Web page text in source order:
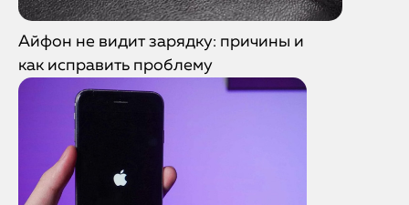
Айфон не видит зарядку: причины и
как исправить проблему